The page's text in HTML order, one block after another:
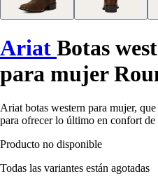
Ariat Botas
para mujer
Ariat botas western para mujer,
para ofrecer lo último en confort
Producto no disponible
Todas las variantes están agotadas